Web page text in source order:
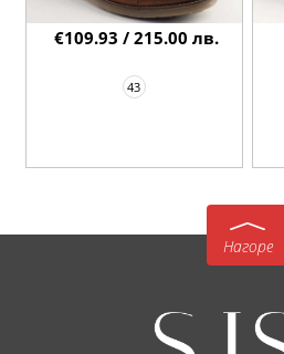
43
€109.93 / 215.00 лв.
Нагоре